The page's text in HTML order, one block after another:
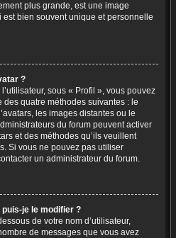
plus grande, est une image
est bien souvent unique et personnelle
?
sous « Profil », vous pouvez
quatre méthodes suivantes : le
les images distantes ou le
du forum peuvent activer
et des méthodes qu’ils veuillent
Si vous ne pouvez pas utiliser
un administrateur du forum.
je le modifier ?
de votre nom d’utilisateur,
de messages que vous avez